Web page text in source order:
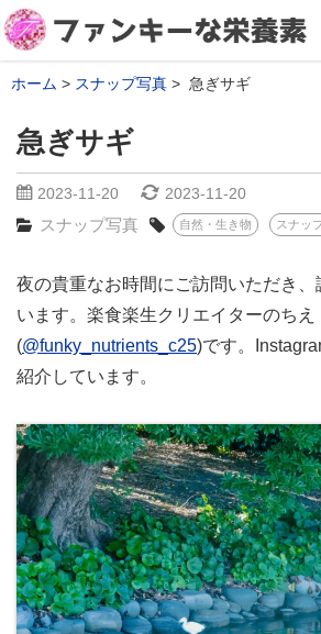
ホーム スナップ写真 急ぎサギ
急ぎサギ
2023-11-20 2023-11-20
スナップ写真 自然・生き物 スナッ
夜の貴重なお時間にご訪問いただき
います。楽食楽生クリエイターのちえ
(@funky_nutrients_c25)です。
紹介しています。